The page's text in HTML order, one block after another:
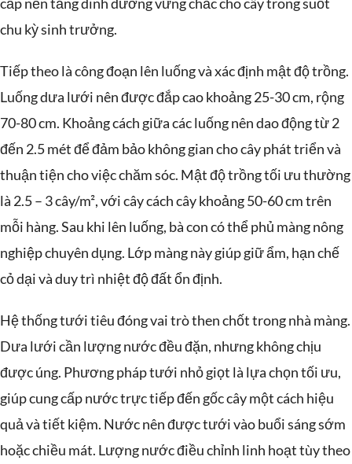
chu kỳ sinh trưởng.
Tiếp theo là công đoạn lên luống và xác định mật độ trồng.
Luống dưa lưới nên được đắp cao khoảng 25-30 cm, rộng
70-80 cm. Khoảng cách giữa các luống nên dao động từ 2
đến 2.5 mét để đảm bảo không gian cho cây phát triển và
thuận tiện cho việc chăm sóc. Mật độ trồng tối ưu thường
là 2.5 – 3 cây/m², với cây cách cây khoảng 50-60 cm trên
mỗi hàng. Sau khi lên luống, bà con có thể phủ màng nông
nghiệp chuyên dụng. Lớp màng này giúp giữ ẩm, hạn chế
cỏ dại và duy trì nhiệt độ đất ổn định.
Hệ thống tưới tiêu đóng vai trò then chốt trong nhà màng.
Dưa lưới cần lượng nước đều đặn, nhưng không chịu
được úng. Phương pháp tưới nhỏ giọt là lựa chọn tối ưu,
giúp cung cấp nước trực tiếp đến gốc cây một cách hiệu
quả và tiết kiệm. Nước nên được tưới vào buổi sáng sớm
hoặc chiều mát. Lượng nước điều chỉnh linh hoạt tùy theo